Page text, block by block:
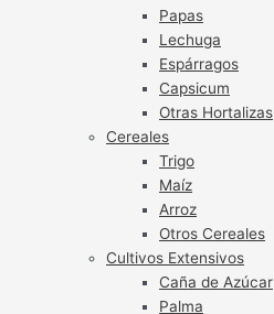
Papas
Lechuga
Espárragos
Capsicum
Otras Hortalizas
Cereales
Trigo
Maíz
Arroz
Otros Cereales
Cultivos Extensivos
Caña de Azúcar
Palma